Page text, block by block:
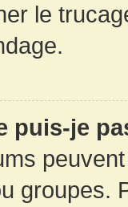
le
puis-je
groupes.